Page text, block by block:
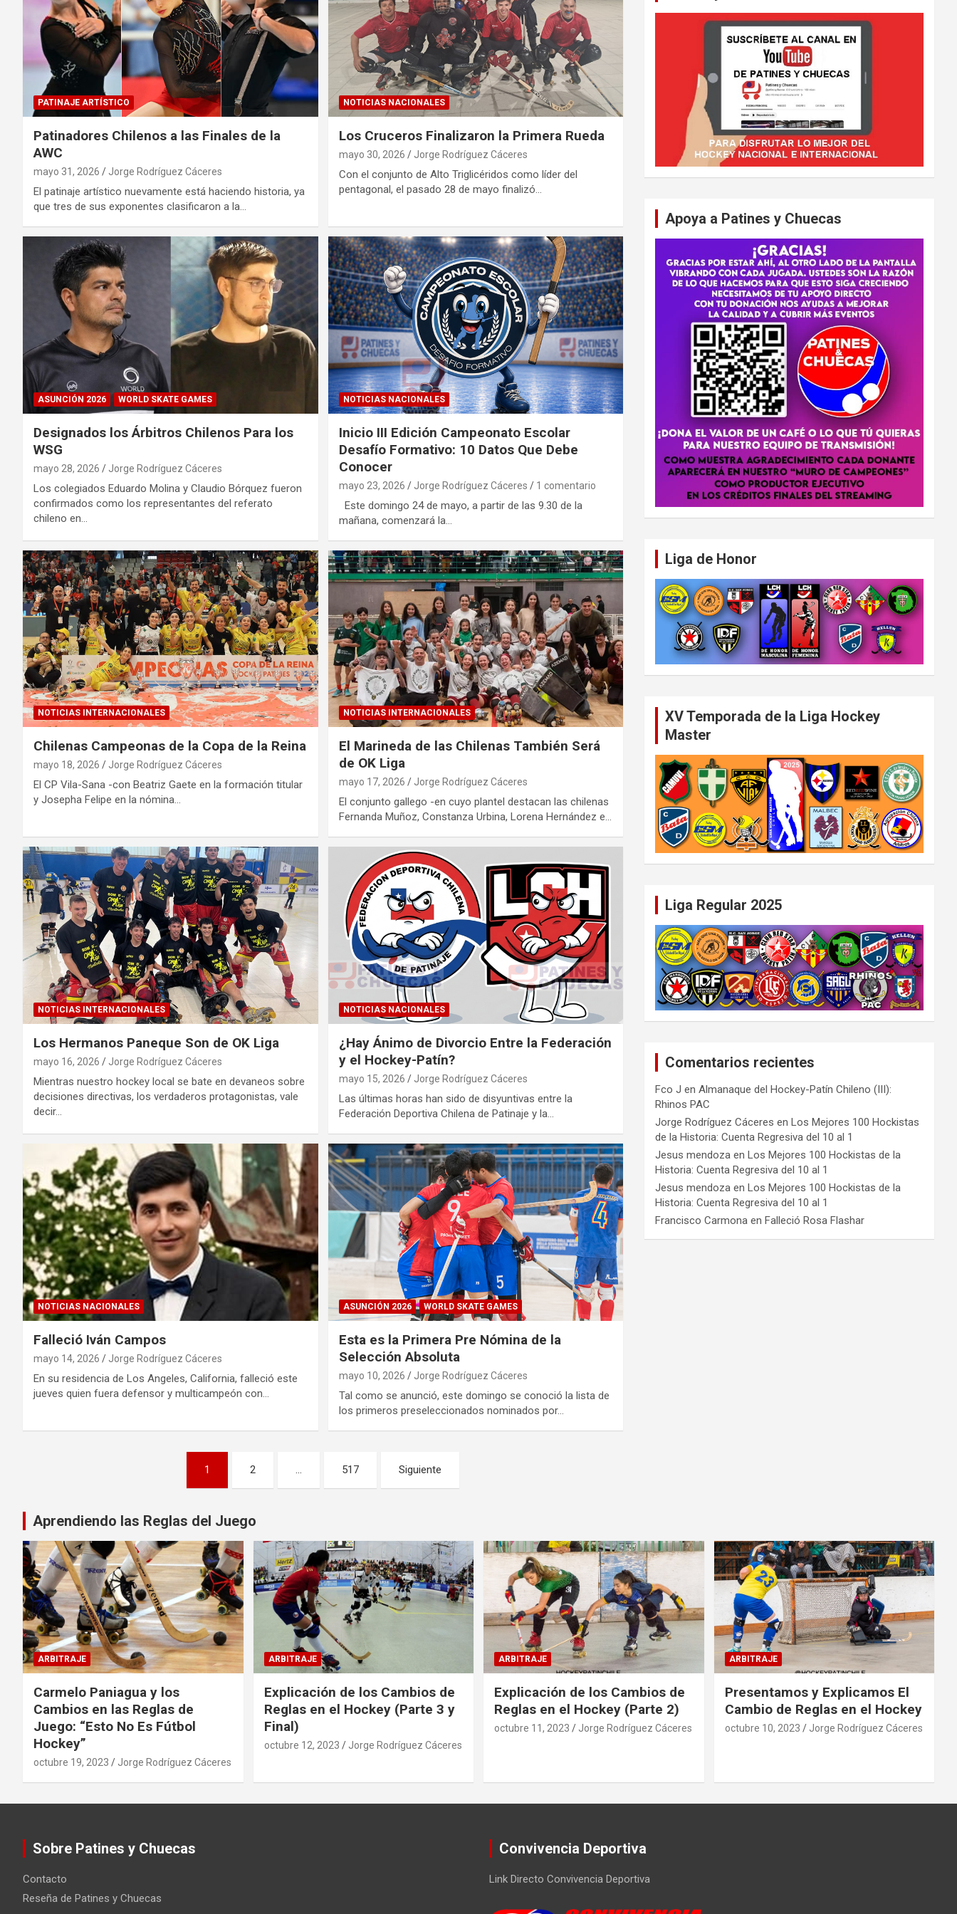
PATINAJE ARTÍSTICO
Patinadores Chilenos a las Finales de la
AWC
mayo 31, 2026 Jorge Rodríguez Cáceres
El patinaje artístico nuevamente está haciendo historia, ya
que tres de sus exponentes clasificaron a la…
NOTICIAS NACIONALES
Los Cruceros Finalizaron la Primera Rueda
mayo 30, 2026 Jorge Rodríguez Cáceres
Con el conjunto de Alto Triglicéridos como líder del
pentagonal, el pasado 28 de mayo finalizó…
ASUNCIÓN 2026 WORLD SKATE GAMES
Designados los Árbitros Chilenos Para los
WSG
mayo 28, 2026 Jorge Rodríguez Cáceres
Los colegiados Eduardo Molina y Claudio Bórquez fueron
confirmados como los representantes del referato
chileno en…
NOTICIAS NACIONALES
Inicio III Edición Campeonato Escolar
Desafío Formativo: 10 Datos Que Debe
Conocer
mayo 23, 2026 Jorge Rodríguez Cáceres 1 comentario
Este domingo 24 de mayo, a partir de las 9.30 de la
mañana, comenzará la…
NOTICIAS INTERNACIONALES
Chilenas Campeonas de la Copa de la Reina
mayo 18, 2026 Jorge Rodríguez Cáceres
El CP Vila-Sana -con Beatriz Gaete en la formación titular
y Josepha Felipe en la nómina…
NOTICIAS INTERNACIONALES
El Marineda de las Chilenas También Será
de OK Liga
mayo 17, 2026 Jorge Rodríguez Cáceres
El conjunto gallego -en cuyo plantel destacan las chilenas
Fernanda Muñoz, Constanza Urbina, Lorena Hernández e…
NOTICIAS INTERNACIONALES
Los Hermanos Paneque Son de OK Liga
mayo 16, 2026 Jorge Rodríguez Cáceres
Mientras nuestro hockey local se bate en devaneos sobre
decisiones directivas, los verdaderos protagonistas, vale
decir…
NOTICIAS NACIONALES
¿Hay Ánimo de Divorcio Entre la Federación
y el Hockey-Patín?
mayo 15, 2026 Jorge Rodríguez Cáceres
Las últimas horas han sido de disyuntivas entre la
Federación Deportiva Chilena de Patinaje y la…
NOTICIAS NACIONALES
Falleció Iván Campos
mayo 14, 2026 Jorge Rodríguez Cáceres
En su residencia de Los Angeles, California, falleció este
jueves quien fuera defensor y multicampeón con…
ASUNCIÓN 2026 WORLD SKATE GAMES
Esta es la Primera Pre Nómina de la
Selección Absoluta
mayo 10, 2026 Jorge Rodríguez Cáceres
Tal como se anunció, este domingo se conoció la lista de
los primeros preseleccionados nominados por…
entradas
1 2 … 517 Siguiente
Apoya a Patines y Chuecas
Liga de Honor
XV Temporada de la Liga Hockey
Master
Liga Regular 2025
Comentarios recientes
Fco J enAlmanaque del Hockey-Patín Chileno (III):
Rhinos PAC
Jorge Rodríguez Cáceres enLos Mejores 100 Hockistas
de la Historia: Cuenta Regresiva del 10 al 1
Jesus mendoza enLos Mejores 100 Hockistas de la
Historia: Cuenta Regresiva del 10 al 1
Jesus mendoza enLos Mejores 100 Hockistas de la
Historia: Cuenta Regresiva del 10 al 1
Francisco Carmona enFalleció Rosa Flashar
Aprendiendo las Reglas del Juego
ARBITRAJE
Carmelo Paniagua y los
Cambios en las Reglas de
Juego: “Esto No Es Fútbol
Hockey”
octubre 19, 2023 Jorge Rodríguez Cáceres
ARBITRAJE
Explicación de los Cambios de
Reglas en el Hockey (Parte 3 y
Final)
octubre 12, 2023 Jorge Rodríguez Cáceres
ARBITRAJE
Explicación de los Cambios de
Reglas en el Hockey (Parte 2)
octubre 11, 2023 Jorge Rodríguez Cáceres
ARBITRAJE
Presentamos y Explicamos El
Cambio de Reglas en el Hockey
octubre 10, 2023 Jorge Rodríguez Cáceres
Sobre Patines y Chuecas
Contacto
Reseña de Patines y Chuecas
Convivencia Deportiva
Link Directo Convivencia Deportiva